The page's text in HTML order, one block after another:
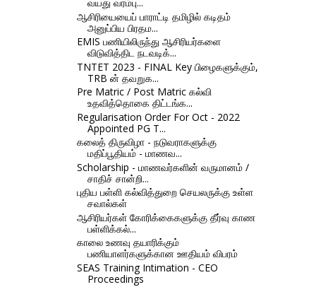
ஆசிரியையைப் பாராட்டி தமிழில் கடிதம்
அனுப்பிய பிரதம...
EMIS பணியிலிருந்து ஆசிரியர்களை
விடுவித்திட நடவடிக்...
TNTET 2023 - FINAL Key பிழைகளுக்கும்,
TRB ன் தவறுக...
Pre Matric / Post Matric கல்வி
உதவித்தொகை திட்டங்க...
Regularisation Order For Oct - 2022
Appointed PG T...
கலைத் திருவிழா - நடுவராகளுக்கு
மதிப்பூதியம் - மாணவ...
Scholarship - மாணவர்களின் வருமானம் /
சாதிச் சான்றி...
புதிய பள்ளி கல்வித்துறை செயலருக்கு உள்ள
சவால்கள்
ஆசிரியர்கள் கோரிக்கைகளுக்கு தீர்வு காண
பள்ளிக்கல்...
காலை உணவு தயாரிக்கும்
பணியாளர்களுக்கான ஊதியம் விபரம்
SEAS Training Intimation - CEO
Proceedings